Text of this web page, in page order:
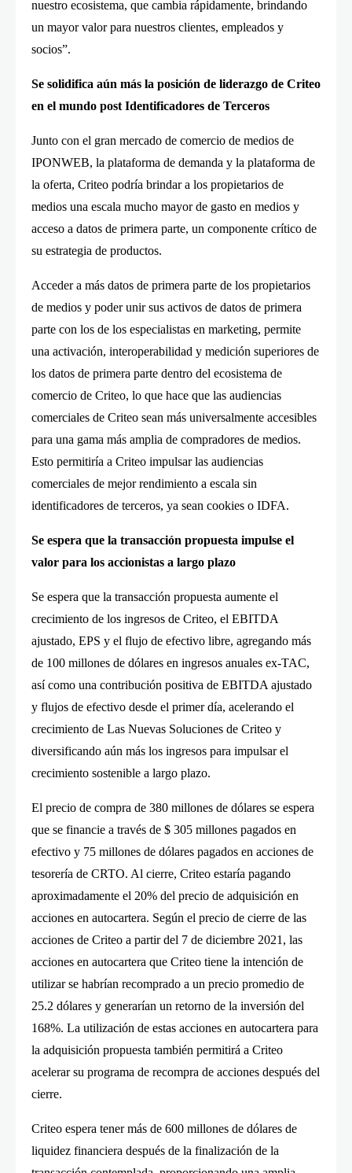
nuestro ecosistema, que cambia rápidamente, brindando
un mayor valor para nuestros clientes, empleados y
socios”.
Se solidifica aún más la posición de liderazgo de Criteo
en el mundo post Identificadores de Terceros
Junto con el gran mercado de comercio de medios de
IPONWEB, la plataforma de demanda y la plataforma de
la oferta, Criteo podría brindar a los propietarios de
medios una escala mucho mayor de gasto en medios y
acceso a datos de primera parte, un componente crítico de
su estrategia de productos.
Acceder a más datos de primera parte de los propietarios
de medios y poder unir sus activos de datos de primera
parte con los de los especialistas en marketing, permite
una activación, interoperabilidad y medición superiores de
los datos de primera parte dentro del ecosistema de
comercio de Criteo, lo que hace que las audiencias
comerciales de Criteo sean más universalmente accesibles
para una gama más amplia de compradores de medios.
Esto permitiría a Criteo impulsar las audiencias
comerciales de mejor rendimiento a escala sin
identificadores de terceros, ya sean cookies o IDFA.
Se espera que la transacción propuesta impulse el
valor para los accionistas a largo plazo
Se espera que la transacción propuesta aumente el
crecimiento de los ingresos de Criteo, el EBITDA
ajustado, EPS y el flujo de efectivo libre, agregando más
de 100 millones de dólares en ingresos anuales ex-TAC,
así como una contribución positiva de EBITDA ajustado
y flujos de efectivo desde el primer día, acelerando el
crecimiento de Las Nuevas Soluciones de Criteo y
diversificando aún más los ingresos para impulsar el
crecimiento sostenible a largo plazo.
El precio de compra de 380 millones de dólares se espera
que se financie a través de $ 305 millones pagados en
efectivo y 75 millones de dólares pagados en acciones de
tesorería de CRTO. Al cierre, Criteo estaría pagando
aproximadamente el 20% del precio de adquisición en
acciones en autocartera. Según el precio de cierre de las
acciones de Criteo a partir del 7 de diciembre 2021, las
acciones en autocartera que Criteo tiene la intención de
utilizar se habrían recomprado a un precio promedio de
25.2 dólares y generarían un retorno de la inversión del
168%. La utilización de estas acciones en autocartera para
la adquisición propuesta también permitirá a Criteo
acelerar su programa de recompra de acciones después del
cierre.
Criteo espera tener más de 600 millones de dólares de
liquidez financiera después de la finalización de la